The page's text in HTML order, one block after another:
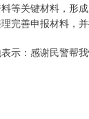
等关键材料，形
完善申报材料，并
示：感谢民警帮